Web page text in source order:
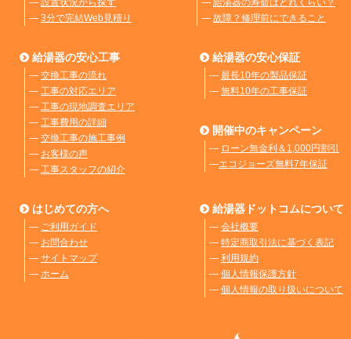
― 設置状況から探す
― 3分で完結Web見積り
― 給湯器の寿命はどれくらい？
― 故障？修理前にできること
給湯器の安心工事
― 交換工事の流れ
― 工事の対応エリア
― 工事の現地調査エリア
― 工事費用の詳細
― 交換工事の施工事例
― お客様の声
― 工事スタッフの紹介
給湯器の安心保証
― 最長10年の製品保証
― 無料10年の工事保証
開催中のキャンペーン
― ローン無金利＆1,000円割引
―エコジョーズ無料7年保証
はじめての方へ
― ご利用ガイド
― お問合わせ
― サイトマップ
― ホーム
給湯器ドットコムについて
― 会社概要
― 特定商取引法に基づく表記
― 利用規約
― 個人情報保護方針
― 個人情報の取り扱いについて